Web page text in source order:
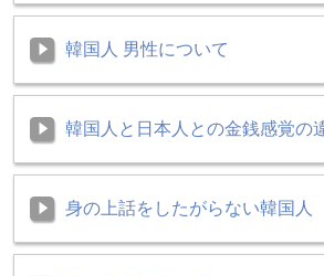
韓国人 男性について
韓国人と日本人との金銭感覚の
身の上話をしたがらない韓国人